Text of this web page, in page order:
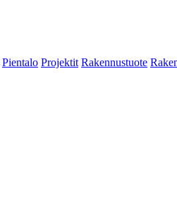
Pientalo Projektit Rakennustuote